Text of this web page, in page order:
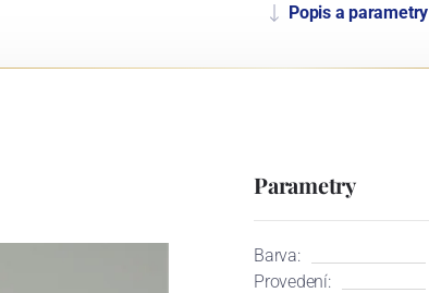
Popis a parametry
Parametry
Barva:
Provedení: